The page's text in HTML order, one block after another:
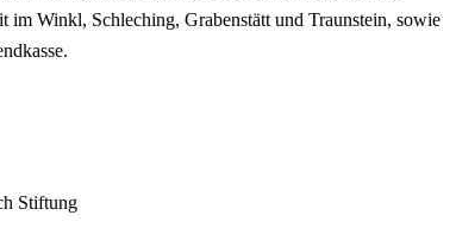
im Winkl, Schleching, Grabenstätt und Traunstein, sowie
Stiftung